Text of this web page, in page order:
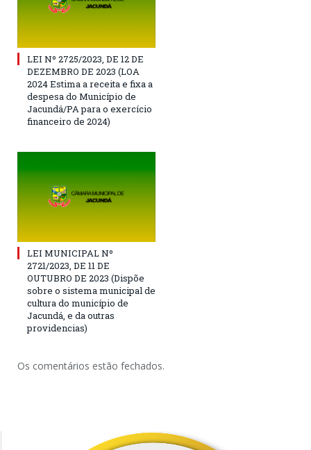
LEI Nº 2725/2023, DE 12 DE
DEZEMBRO DE 2023 (LOA
2024 Estima a receita e fixa a
despesa do Município de
Jacundá/PA para o exercício
financeiro de 2024)
LEI MUNICIPAL Nº
2721/2023, DE 11 DE
OUTUBRO DE 2023 (Dispõe
sobre o sistema municipal de
cultura do município de
Jacundá, e da outras
providencias)
Os comentários estão fechados.